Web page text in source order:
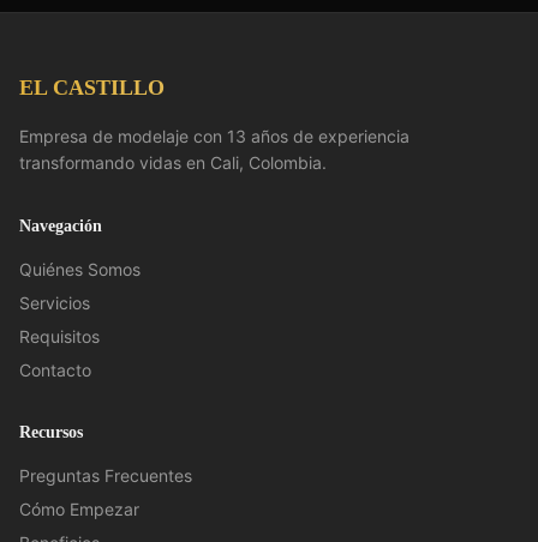
EL CASTILLO
Empresa de modelaje con 13 años de experiencia
transformando vidas en Cali, Colombia.
Navegación
Quiénes Somos
Servicios
Requisitos
Contacto
Recursos
Preguntas Frecuentes
Cómo Empezar